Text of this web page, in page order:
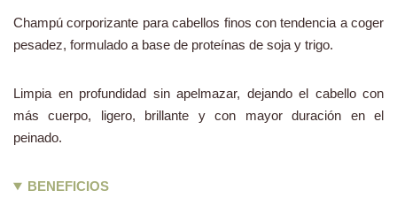
Champú corporizante para cabellos finos con tendencia a coger
pesadez, formulado a base de proteínas de soja y trigo.
Limpia en profundidad sin apelmazar, dejando el cabello con
más cuerpo, ligero, brillante y con mayor duración en el
peinado.
BENEFICIOS